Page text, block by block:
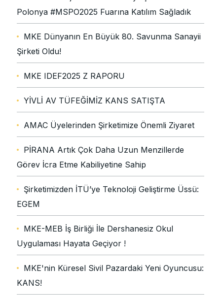
Polonya #MSPO2025 Fuarına Katılım Sağladık
MKE Dünyanın En Büyük 80. Savunma Sanayii
Şirketi Oldu!
MKE IDEF2025 Z RAPORU
YİVLİ AV TÜFEĞİMİZ KANS SATIŞTA
AMAC Üyelerinden Şirketimize Önemli Ziyaret
PİRANA Artık Çok Daha Uzun Menzillerde
Görev İcra Etme Kabiliyetine Sahip
Şirketimizden İTÜ’ye Teknoloji Geliştirme Üssü:
EGEM
MKE-MEB İş Birliği İle Dershanesiz Okul
Uygulaması Hayata Geçiyor !
MKE'nin Küresel Sivil Pazardaki Yeni Oyuncusu:
KANS!